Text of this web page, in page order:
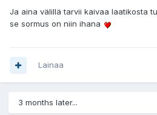
Ja aina välillä tarvii kaivaa laatikosta
se sormus on niin ihana
Lainaa
3 months later...